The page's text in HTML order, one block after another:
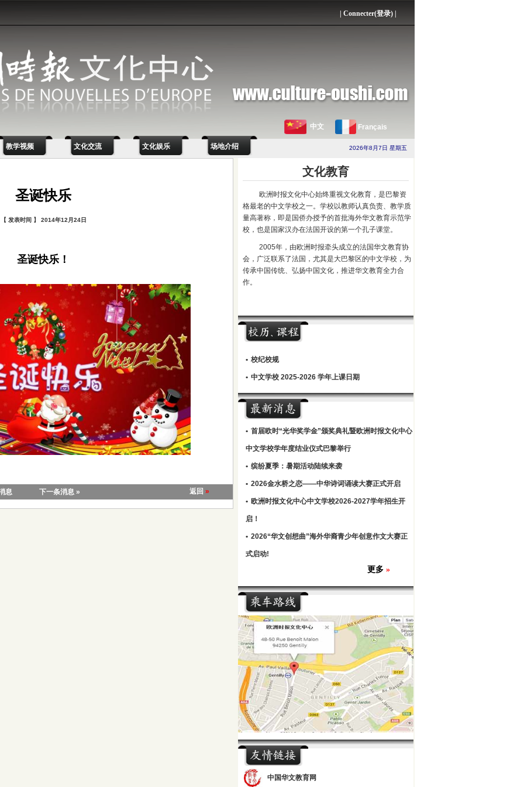
Connecter(登录)
中文 Français
教学视频 文化交流 文化娱乐 场地介绍 2026年8月7日 星期五
圣诞快乐
【 发表时间 】 2014年12月24日
圣诞快乐！
息 下一条消息 » 返回 »
文化教育
欧洲时报文化中心始终重视文化教育，是巴黎资
格最老的中文学校之一。学校以教师认真负责、教学质
量高著称，即是国侨办授予的首批海外华文教育示范学
校，也是国家汉办在法国开设的第一个孔子课堂。
2005年，由欧洲时报牵头成立的法国华文教育协
会，广泛联系了法国，尤其是大巴黎区的中文学校，为
传承中国传统、弘扬中国文化，推进华文教育全力合
作。
• 校纪校规
• 中文学校 2025-2026 学年上课日期
• 首届欧时“光华奖学金”颁奖典礼暨欧洲时报文化中心
中文学校学年度结业仪式巴黎举行
• 缤纷夏季：暑期活动陆续来袭
• 2026金水桥之恋——中华诗词诵读大赛正式开启
• 欧洲时报文化中心中文学校2026-2027学年招生开
启！
• 2026“华文创想曲”海外华裔青少年创意作文大赛正
式启动!
更多 »
中国华文教育网